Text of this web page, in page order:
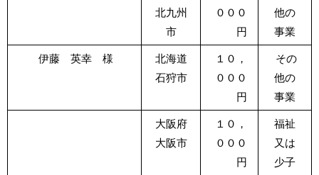
北九州
市
０００
円
他の
事業
伊藤 英幸 様
北海道
石狩市
１０，
０００
円
その
他の
事業
大阪府
大阪市
１０，
０００
円
福祉
又は
少子